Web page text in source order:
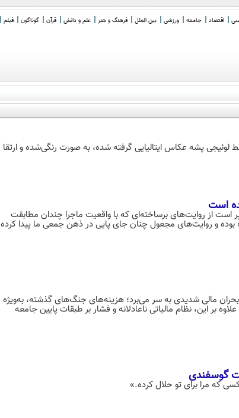
اقتصاد جامعه ورزشی بین الملل فرهنگ و هنر علم و دانش قرآن گوناگون فیلم
پشه عکاس ایتالیایی گرفته شده، به صورت رنگی‌شده و ارتقا
است
از روایت‌های برساخته‌ای که با واقعیت ماجرا چندان مطابقت
بوده و روایت‌های مجعول چنان جای پایی در ذهن جمعی ما پیدا کرده
مالی شدیدی به سر می‌برد؛ هزینه‌های جنگ‌های گذشته، به‌ویژه
این، نظام مالیاتی ناعادلانه و فشار بر طبقات پایین جامعه
گوسفندی
که مرا برای تو حلال کرده.»